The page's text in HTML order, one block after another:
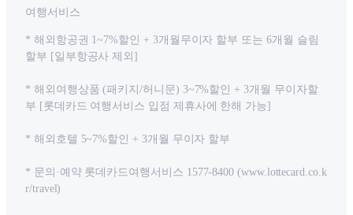
여행서비스
* 해외항공권 1~7%할인 + 3개월무이자 할부 또는 6개월 슬림
할부 [일부항공사 제외]
* 해외여행상품 (패키지/허니문) 3~7%할인 + 3개월 무이자할
부 [롯데카드 여행서비스 입점 제휴사에 한해 가능]
* 해외호텔 5~7%할인 + 3개월 무이자 할부
* 문의·예약 롯데카드여행서비스 1577-8400 (www.lottecard.co.k
r/travel)